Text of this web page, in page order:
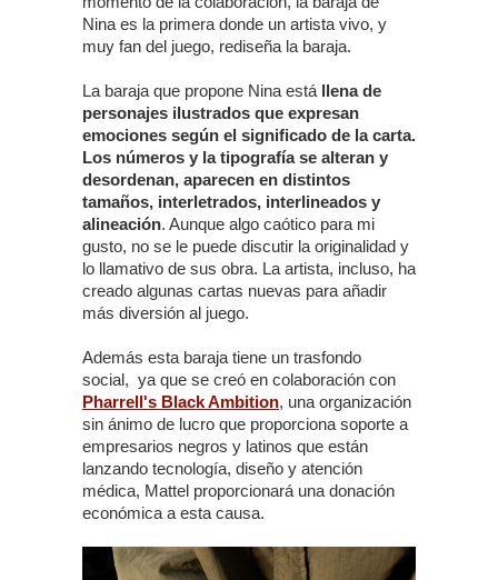
Nina es la primera donde un artista vivo, y
muy fan del juego, rediseña la baraja.
La baraja que propone Nina está llena de
personajes ilustrados que expresan
emociones según el significado de la carta.
Los números y la tipografía se alteran y
desordenan, aparecen en distintos
tamaños, interletrados, interlineados y
alineación. Aunque algo caótico para mi
gusto, no se le puede discutir la originalidad y
lo llamativo de sus obra. La artista, incluso, ha
creado algunas cartas nuevas para añadir
más diversión al juego.
Además esta baraja tiene un trasfondo
social, ya que se creó en colaboración con
Pharrell's Black Ambition, una organización
sin ánimo de lucro que proporciona soporte a
empresarios negros y latinos que están
lanzando tecnología, diseño y atención
médica, Mattel proporcionará una donación
económica a esta causa.